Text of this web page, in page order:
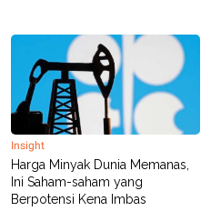
Insight
Harga Minyak Dunia Memanas,
Ini Saham-saham yang
Berpotensi Kena Imbas